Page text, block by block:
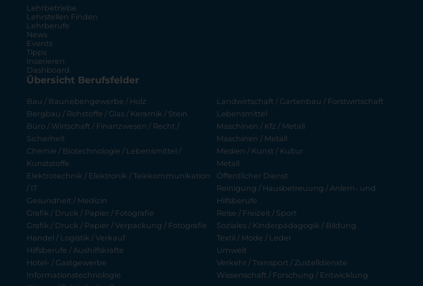
Lehrbetriebe
Lehrstellen Finden
Lehrberufe
News
Events
Tipps
Inserieren
Dashboard
Übersicht Berufsfelder
Bau / Baunebengewerbe / Holz
Bergbau / Rohstoffe / Glas / Keramik / Stein
Büro / Wirtschaft / Finanzwesen / Recht /
Sicherheit
Chemie / Biotechnologie / Lebensmittel /
Kunststoffe
Elektrotechnik / Elektronik / Telekommunikation
/ IT
Gesundheit / Medizin
Grafik / Druck / Papier / Fotografie
Grafik / Druck / Papier / Verpackung / Fotografie
Handel / Logistik / Verkauf
Hilfsberufe / Aushilfskräfte
Hotel- / Gastgewerbe
Informationstechnologie
Landwirtschaft / Gartenbau / Forstwirtschaft
Lebensmittel
Maschinen / Kfz / Metall
Maschinen / Metall
Medien / Kunst / Kultur
Metall
Öffentlicher Dienst
Reinigung / Hausbetreuung / Anlern- und
Hilfsberufe
Reise / Freizeit / Sport
Soziales / Kinderpädagogik / Bildung
Textil / Mode / Leder
Umwelt
Verkehr / Transport / Zustelldienste
Wissenschaft / Forschung / Entwicklung